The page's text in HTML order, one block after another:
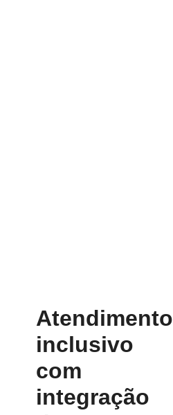
Atendimento
inclusivo
com
integração